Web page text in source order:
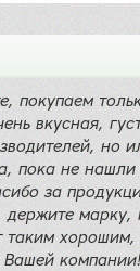
покупаем
вкусная,
но
пока не нашли
за
марку,
таким хорошим,
компании!